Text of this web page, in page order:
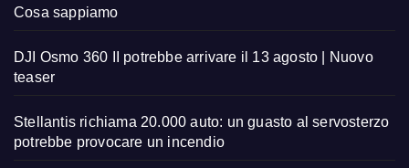
Cosa sappiamo
DJI Osmo 360 II potrebbe arrivare il 13 agosto | Nuovo
teaser
Stellantis richiama 20.000 auto: un guasto al servosterzo
potrebbe provocare un incendio